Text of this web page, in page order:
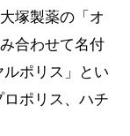
塚製薬の「オ
合わせて名付
ポリス」とい
ポリス、ハチ